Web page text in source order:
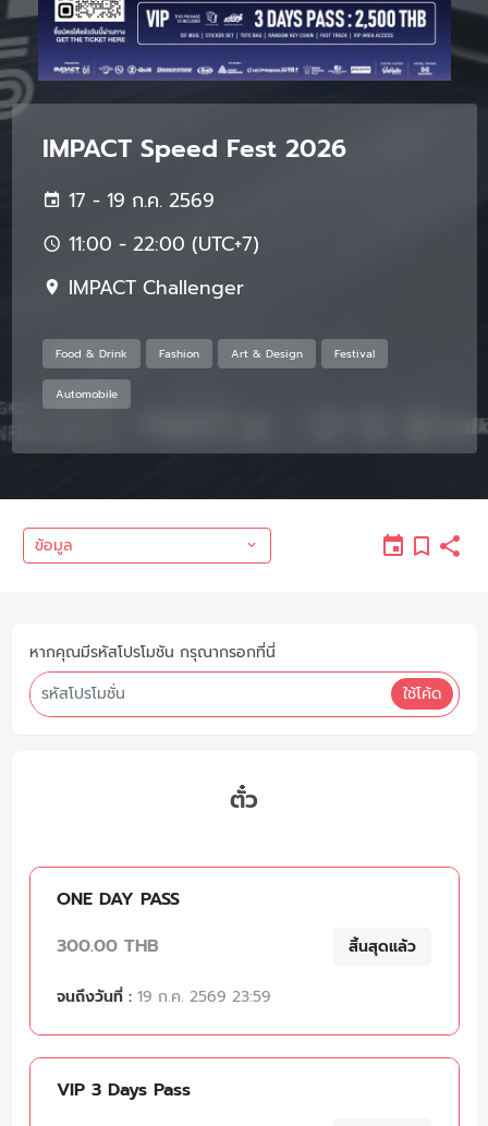
IMPACT Speed Fest 2026
17 - 19 ก.ค. 2569
11:00 - 22:00 (UTC+7)
IMPACT Challenger
Food & Drink Fashion Art & Design Festival
Automobile
ข้อมูล
หากคุณมีรหัสโปรโมชัน กรุณากรอกที่นี่
ใช้โค้ด
ตั๋ว
ONE DAY PASS
300.00 THB
สิ้นสุดแล้ว
จนถึงวันที่ : 19 ก.ค. 2569 23:59
VIP 3 Days Pass